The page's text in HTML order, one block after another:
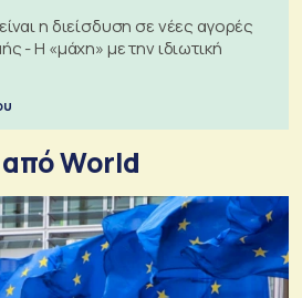
η διείσδυση σε νέες αγορές
- Η «μάχη» με την ιδιωτική
World